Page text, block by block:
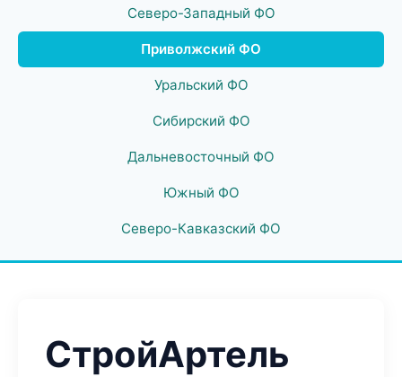
Северо-Западный ФО
Приволжский ФО
Уральский ФО
Сибирский ФО
Дальневосточный ФО
Южный ФО
Северо-Кавказский ФО
СтройАртель